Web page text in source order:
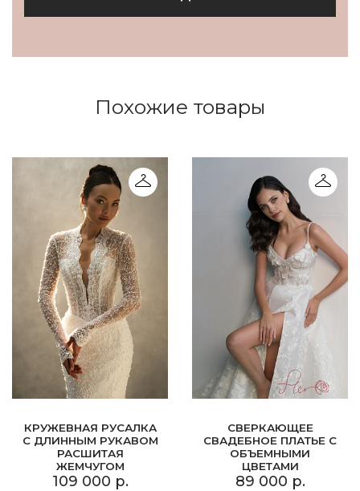
Похожие товары
КРУЖЕВНАЯ РУСАЛКА
С ДЛИННЫМ РУКАВОМ
РАСШИТАЯ
ЖЕМЧУГОМ
109 000 р.
СВЕРКАЮЩЕЕ
СВАДЕБНОЕ ПЛАТЬЕ С
ОБЪЕМНЫМИ
ЦВЕТАМИ
89 000 р.